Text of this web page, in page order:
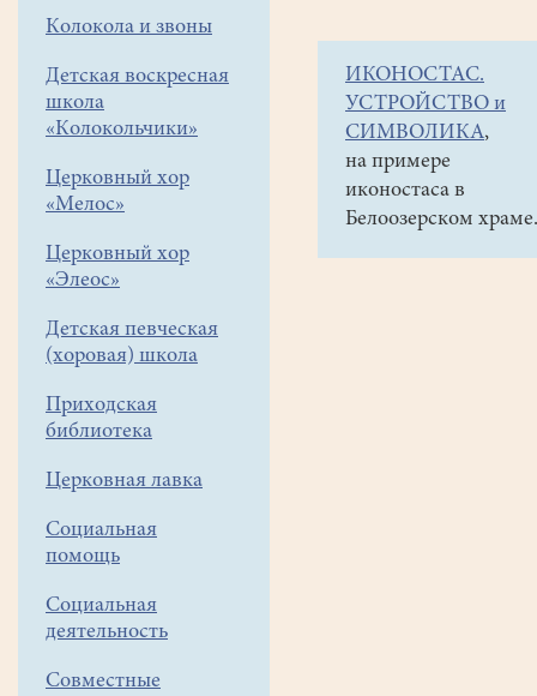
Колокола и звоны
Детская воскресная
школа
«Колокольчики»
Церковный хор
«Мелос»
Церковный хор
«Элеос»
Детская певческая
(хоровая) школа
Приходская
библиотека
Церковная лавка
Социальная
помощь
Социальная
деятельность
Совместные
«Новости
Храма»ИКОНОСТАС.
УСТРОЙСТВО и
СИМВОЛИКА,
на примере
иконостаса в
Белоозерском храме.